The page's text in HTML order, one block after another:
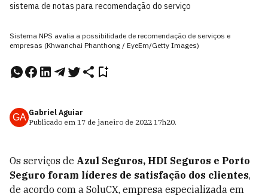
sistema de notas para recomendação do serviço
Sistema NPS avalia a possibilidade de recomendação de serviços e
empresas (Khwanchai Phanthong / EyeEm/Getty Images)
GA Gabriel Aguiar
Publicado em 17 de janeiro de 2022 17h20.
Os serviços de Azul Seguros, HDI Seguros e Porto
Seguro foram líderes de satisfação dos clientes,
de acordo com a SoluCX, empresa especializada em